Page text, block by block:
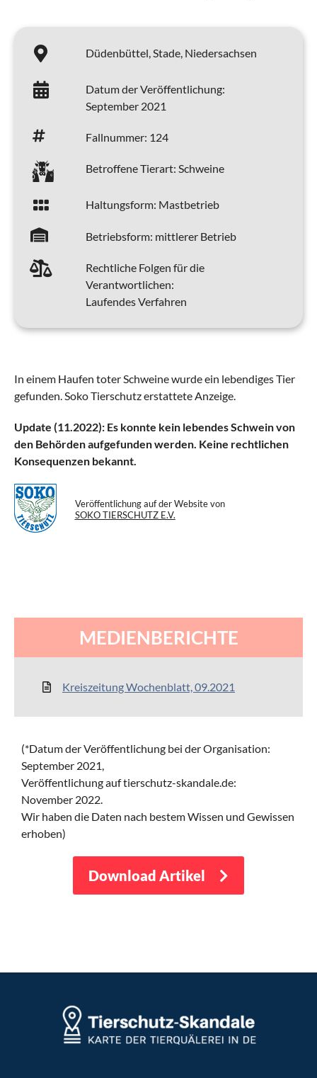
Düdenbüttel,Stade, Niedersachsen
Datum der Veröffentlichung:
September 2021
Fallnummer: 124
Betroffene Tierart: Schweine
Haltungsform: Mastbetrieb
Betriebsform: mittlerer Betrieb
Rechtliche Folgen für die
Verantwortlichen:
Laufendes Verfahren
In einem Haufen toter Schweine wurde ein lebendiges Tier
gefunden. Soko Tierschutz erstattete Anzeige.
Update (11.2022): Es konnte kein lebendes Schwein von
den Behörden aufgefunden werden. Keine rechtlichen
Konsequenzen bekannt.
Veröffentlichung auf der Website von
SOKO TIERSCHUTZ E.V.
MEDIENBERICHTE
Kreiszeitung Wochenblatt, 09.2021
(*Datum der Veröffentlichung bei der Organisation:
September 2021,
Veröffentlichung auf tierschutz-skandale.de:
November 2022.
Wir haben die Daten nach bestem Wissen und Gewissen
erhoben)
Download Artikel